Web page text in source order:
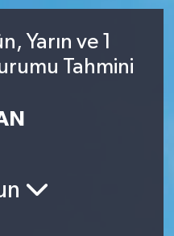
Yarın ve 1
Tahmini